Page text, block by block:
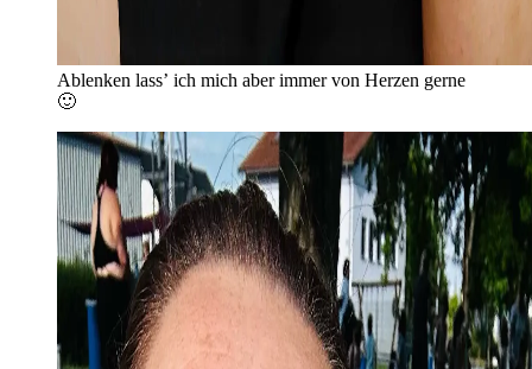
Ablenken lass’ ich mich aber immer von Herzen gerne
🙂